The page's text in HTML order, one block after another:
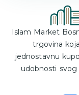
Islam Market
trgovina
jednostavnu
udobnosti